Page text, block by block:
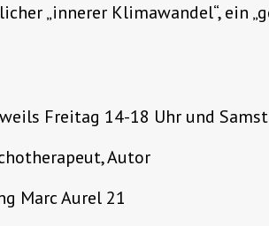
„innerer Klimawandel“, ein
Freitag 14-18 Uhr und
Autor
Marc Aurel 21